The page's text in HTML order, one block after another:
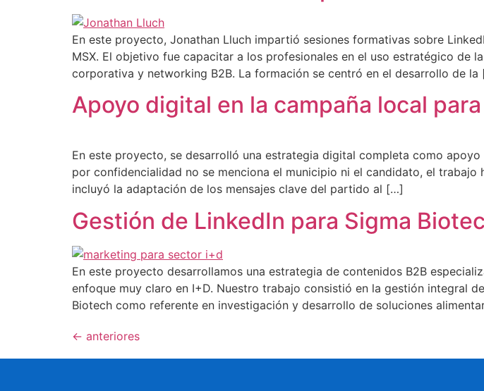
En este proyecto, Jonathan Lluch impartió sesiones formativas sobre
MSX. El objetivo fue capacitar a los profesionales en el uso estratégico de
corporativa y networking B2B. La formación se centró en el desarrollo de la
Apoyo digital en la campaña local
En este proyecto, se desarrolló una estrategia digital completa como
por confidencialidad no se menciona el municipio ni el candidato, el
incluyó la adaptación de los mensajes clave del partido al […]
Gestión de LinkedIn para Sigma
En este proyecto desarrollamos una estrategia de contenidos B2B
enfoque muy claro en I+D. Nuestro trabajo consistió en la gestión integral
Biotech como referente en investigación y desarrollo de soluciones
← anteriores